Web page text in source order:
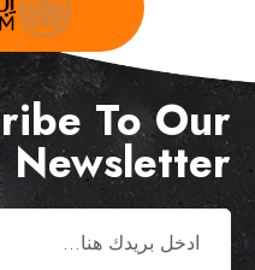
To Our
Newsletter